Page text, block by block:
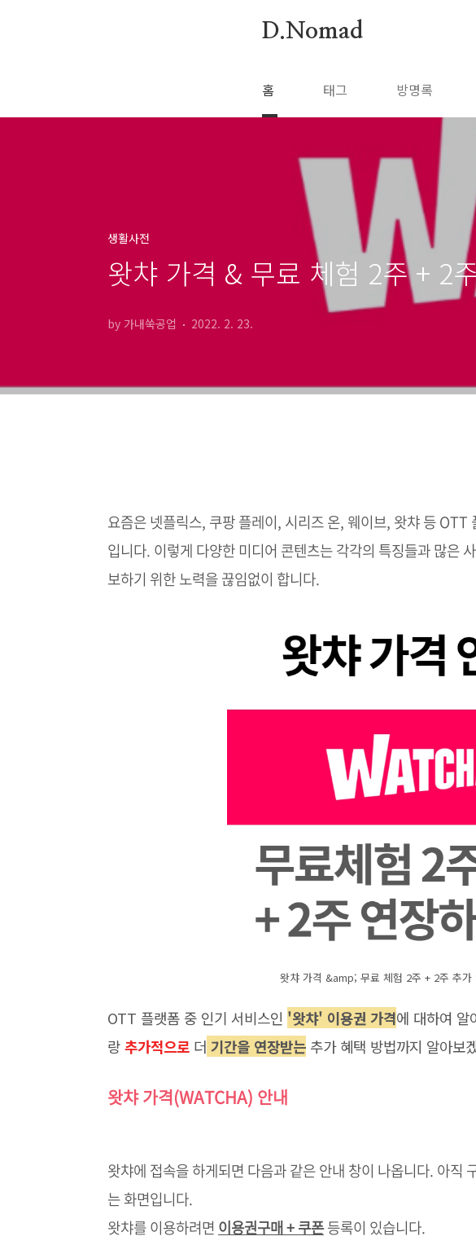
D.Nomad
홈 태그 방명록
생활사전
왓챠 가격 & 무료 체험 2주 + 2
by 가내쑥공업 2022. 2. 23.
요즘은 넷플릭스, 쿠팡 플레이, 시리즈 온, 웨이브, 왓챠 등
입니다. 이렇게 다양한 미디어 콘텐츠는 각각의 특징들과 많은
보하기 위한 노력을 끊임없이 합니다.
왓챠 가격 &amp; 무료 체험 2주 + 2주 추가
OTT 플랫폼 중 인기 서비스인 '왓챠' 이용권 가격에 대하여 알
랑추가적으로 더 기간을 연장받는 추가 혜택 방법까지 알아보
왓챠 가격(WATCHA) 안내
왓챠에 접속을 하게되면 다음과 같은 안내 창이 나옵니다. 아직
는 화면입니다.
왓챠를 이용하려면 이용권구매 + 쿠폰등록이 있습니다.